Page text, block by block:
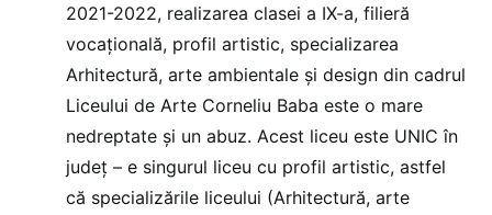
2021-2022, realizarea clasei a IX-a, filieră
vocațională, profil artistic, specializarea
Arhitectură, arte ambientale și design din cadrul
Liceului de Arte Corneliu Baba este o mare
nedreptate și un abuz. Acest liceu este UNIC în
județ – e singurul liceu cu profil artistic, astfel
că specializările liceului (Arhitectură, arte